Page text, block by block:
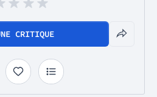
CRITIQUE